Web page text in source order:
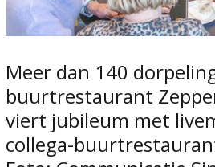
Meer dan 140
buurtrestaurant
viert jubileum met
collega-